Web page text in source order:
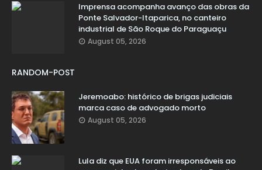
Imprensa acompanha avanço das obras da
Ponte Salvador-Itaparica, no canteiro
industrial de São Roque do Paraguaçu
August 05, 2026
RANDOM-POST
Jeremoabo: histórico de brigas judiciais
marca caso de advogado morto
August 05, 2026
Lula diz que EUA foram irresponsáveis ao